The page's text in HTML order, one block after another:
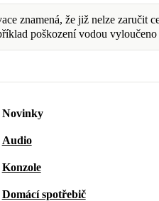
znamená, že již nelze zaručit
poškození vodou
Novinky
Audio
Konzole
Domácí spotřebič